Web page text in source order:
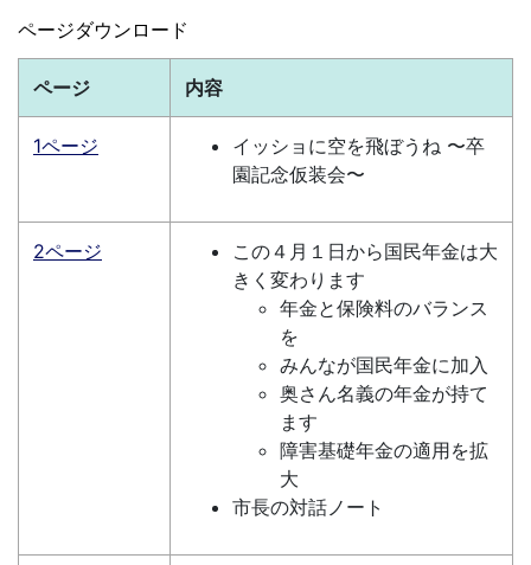
ページダウンロード
ページ 内容
1ページ
イッショに空を飛ぼうね 〜卒
園記念仮装会〜
2ページ
この４月１日から国民年金は大
きく変わります
年金と保険料のバランス
を
みんなが国民年金に加入
奥さん名義の年金が持て
ます
障害基礎年金の適用を拡
大
市長の対話ノート